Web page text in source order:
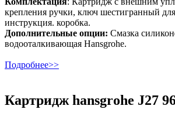
крепления ручки, ключ шестигранный
инструкция. коробка.
Дополнительные опции: Смазка
водооталкивающая Hansgrohe.
Подробнее>>
Картридж hansgrohe J27